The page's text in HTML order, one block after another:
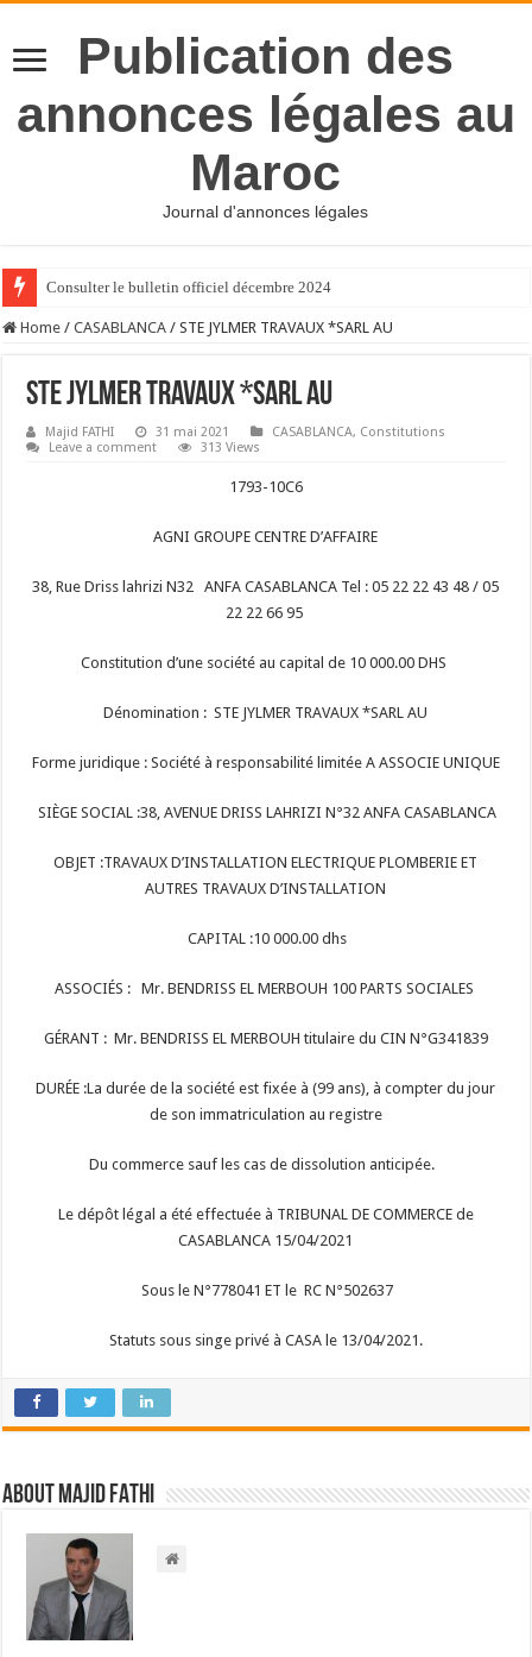
Publication des
annonces légales au
Maroc
Journal d'annonces légales
Consulter le bulletin officiel décembre 2024
Home / CASABLANCA / STE JYLMER TRAVAUX *SARL AU
STE JYLMER TRAVAUX *SARL AU
Majid FATHI 31 mai 2021 CASABLANCA, Constitutions
Leave a comment
313 Views
1793-10C6
AGNI GROUPE CENTRE D’AFFAIRE
38, Rue Driss lahrizi N32 ANFA CASABLANCA Tel : 05 22 22 43 48 / 05
22 22 66 95
Constitution d’une société au capital de 10 000.00 DHS
Dénomination : STE JYLMER TRAVAUX *SARL AU
Forme juridique : Société à responsabilité limitée A ASSOCIE UNIQUE
SIÈGE SOCIAL :38, AVENUE DRISS LAHRIZI N°32 ANFA CASABLANCA
OBJET :TRAVAUX D’INSTALLATION ELECTRIQUE PLOMBERIE ET
AUTRES TRAVAUX D’INSTALLATION
CAPITAL :10 000.00 dhs
ASSOCIÉS : Mr. BENDRISS EL MERBOUH 100 PARTS SOCIALES
GÉRANT : Mr. BENDRISS EL MERBOUH titulaire du CIN N°G341839
DURÉE :La durée de la société est fixée à (99 ans), à compter du jour
de son immatriculation au registre
Du commerce sauf les cas de dissolution anticipée.
Le dépôt légal a été effectuée à TRIBUNAL DE COMMERCE de
CASABLANCA 15/04/2021
Sous le N°778041 ET le RC N°502637
Statuts sous singe privé à CASA le 13/04/2021.
About Majid FATHI